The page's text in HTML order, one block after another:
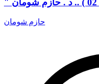
حازم شومان